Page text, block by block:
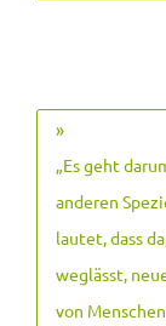
»
„Es geht
anderen
lautet, dass
weglässt,
von